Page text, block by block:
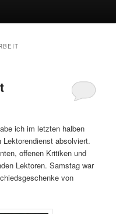
ich im letzten halben
absolviert.
offenen Kritiken und
Lektoren. Samstag war
von